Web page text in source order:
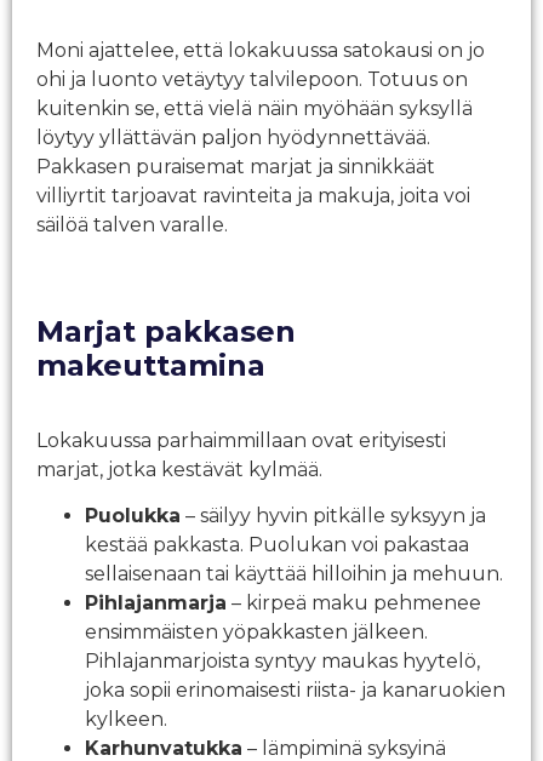
Moni ajattelee, että lokakuussa satokausi on jo
ohi ja luonto vetäytyy talvilepoon. Totuus on
kuitenkin se, että vielä näin myöhään syksyllä
löytyy yllättävän paljon hyödynnettävää.
Pakkasen puraisemat marjat ja sinnikkäät
villiyrtit tarjoavat ravinteita ja makuja, joita voi
säilöä talven varalle.
Marjat pakkasen
makeuttamina
Lokakuussa parhaimmillaan ovat erityisesti
marjat, jotka kestävät kylmää.
Puolukka – säilyy hyvin pitkälle syksyyn ja
kestää pakkasta. Puolukan voi pakastaa
sellaisenaan tai käyttää hilloihin ja mehuun.
Pihlajanmarja – kirpeä maku pehmenee
ensimmäisten yöpakkasten jälkeen.
Pihlajanmarjoista syntyy maukas hyytelö,
joka sopii erinomaisesti riista- ja kanaruokien
kylkeen.
Karhunvatukka – lämpiminä syksyinä